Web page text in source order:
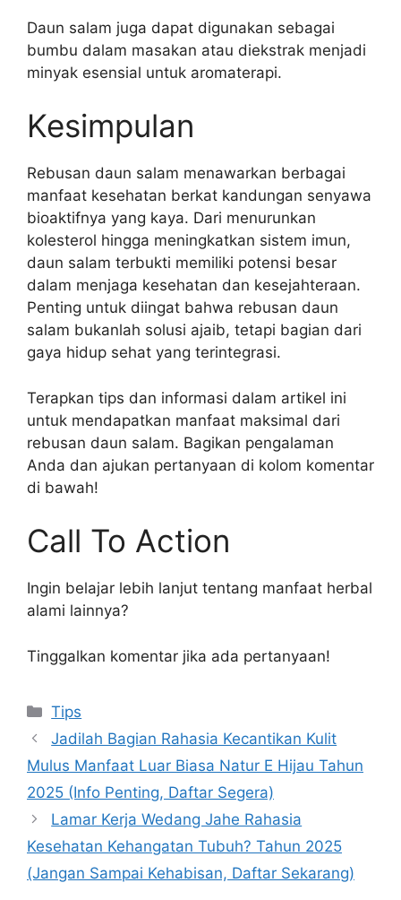
Daun salam juga dapat digunakan sebagai
bumbu dalam masakan atau diekstrak menjadi
minyak esensial untuk aromaterapi.
Kesimpulan
Rebusan daun salam menawarkan berbagai
manfaat kesehatan berkat kandungan senyawa
bioaktifnya yang kaya. Dari menurunkan
kolesterol hingga meningkatkan sistem imun,
daun salam terbukti memiliki potensi besar
dalam menjaga kesehatan dan kesejahteraan.
Penting untuk diingat bahwa rebusan daun
salam bukanlah solusi ajaib, tetapi bagian dari
gaya hidup sehat yang terintegrasi.
Terapkan tips dan informasi dalam artikel ini
untuk mendapatkan manfaat maksimal dari
rebusan daun salam. Bagikan pengalaman
Anda dan ajukan pertanyaan di kolom komentar
di bawah!
Call To Action
Ingin belajar lebih lanjut tentang manfaat herbal
alami lainnya?
Tinggalkan komentar jika ada pertanyaan!
Kategori
Tips
Jadilah Bagian Rahasia Kecantikan Kulit
Mulus Manfaat Luar Biasa Natur E Hijau Tahun
2025 (Info Penting, Daftar Segera)
Lamar Kerja Wedang Jahe Rahasia
Kesehatan Kehangatan Tubuh? Tahun 2025
(Jangan Sampai Kehabisan, Daftar Sekarang)